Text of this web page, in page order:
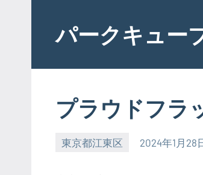
contentパークキュー
プラウドフラ
東京都江東区 2024年1月28